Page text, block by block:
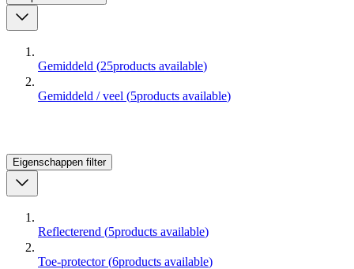
Gemiddeld (25products available)
Gemiddeld / veel (5products available)
Eigenschappen filter
Reflecterend (5products available)
Toe-protector (6products available)